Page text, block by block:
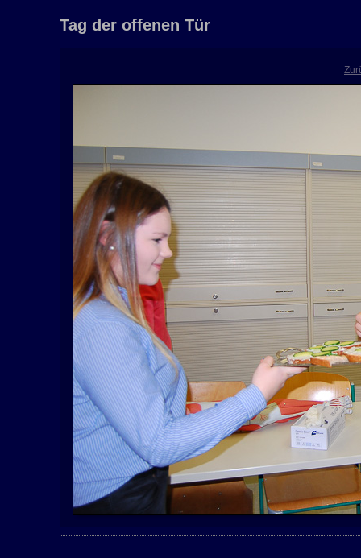
Tag der offenen Tür